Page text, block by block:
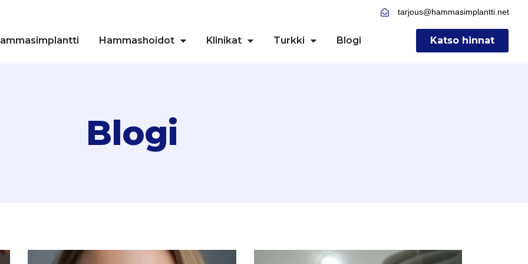
tarjous@hammasimplantti.net
Hammashoidot Klinikat Turkki Blogi Katso hinnat
Blogi